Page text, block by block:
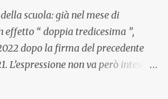
scuola: già nel mese di
“ doppia tredicesima ”,
dopo la firma del precedente
L’espressione non va però intesa in